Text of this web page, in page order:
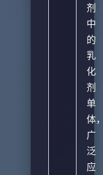
剂
中
的
乳
化
剂
单
体
广
泛
应